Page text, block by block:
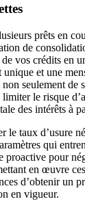
prêts en
de
vos crédits en
unique et une
seulement de
le risque
des intérêts à
le taux d’usure
qui
proactive pour
en œuvre
d’obtenir un
en vigueur.